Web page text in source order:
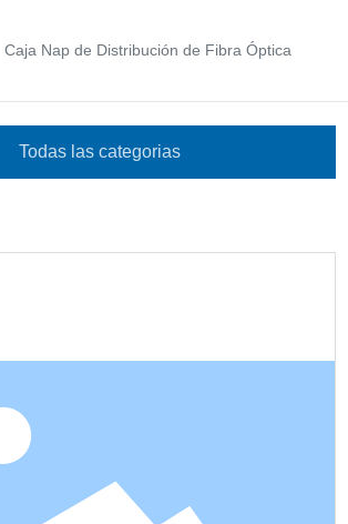
Caja Nap de Distribución de Fibra Óptica
Todas las categorias